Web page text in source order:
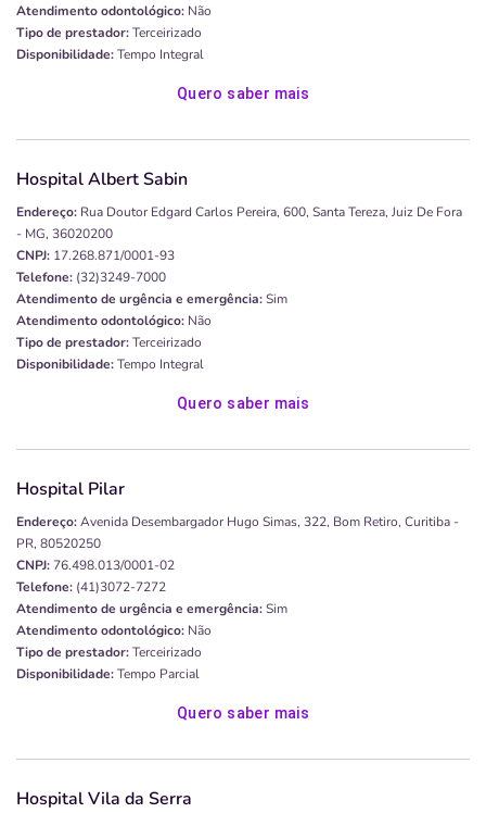
Atendimento odontológico: Não
Tipo de prestador:Terceirizado
Disponibilidade:Tempo Integral
Quero saber mais
Hospital Albert Sabin
Endereço: Rua Doutor Edgard Carlos Pereira, 600, Santa Tereza, Juiz De Fora
- MG, 36020200
CNPJ: 17.268.871/0001-93
Telefone: (32)3249-7000
Atendimento de urgência e emergência:Sim
Atendimento odontológico: Não
Tipo de prestador:Terceirizado
Disponibilidade:Tempo Integral
Quero saber mais
Hospital Pilar
Endereço:Avenida Desembargador Hugo Simas, 322, Bom Retiro, Curitiba -
PR, 80520250
CNPJ: 76.498.013/0001-02
Telefone: (41)3072-7272
Atendimento de urgência e emergência:Sim
Atendimento odontológico: Não
Tipo de prestador:Terceirizado
Disponibilidade:Tempo Parcial
Quero saber mais
Hospital Vila da Serra